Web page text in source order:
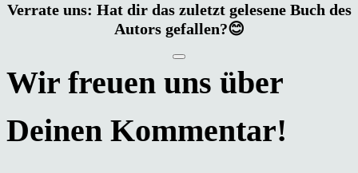
Verrate uns: Hat dir das zuletzt gelesene Buch des
Autors gefallen?😊